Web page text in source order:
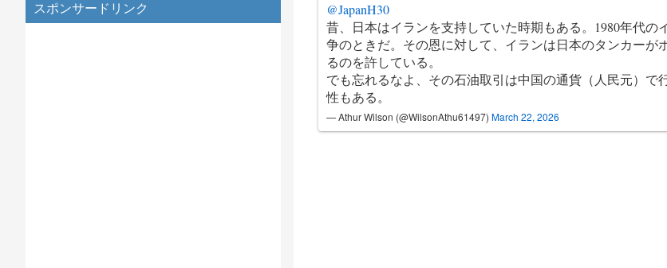
スポンサードリンク
@JapanH30
昔、日本はイランを支持していた時期もある。1980年代の
争のときだ。その恩に対して、イランは日本のタンカーが
るのを許している。
でも忘れるなよ、その石油取引は中国の通貨（人民元）で
性もある。
— Athur Wilson (@WilsonAthu61497) March 22, 2026